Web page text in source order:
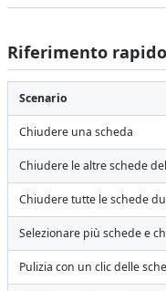
Riferimento rapido
Scenario
Chiudere una scheda
Chiudere le altre schede
Chiudere tutte le schede
Selezionare più schede e
Pulizia con un clic delle